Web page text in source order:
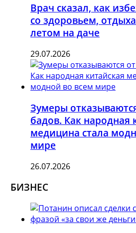
Врач сказал, как
со здоровьем,
летом на даче
29.07.2026
Зумеры
бадов. Как народная
медицина стала
мире
26.07.2026
БИЗНЕС